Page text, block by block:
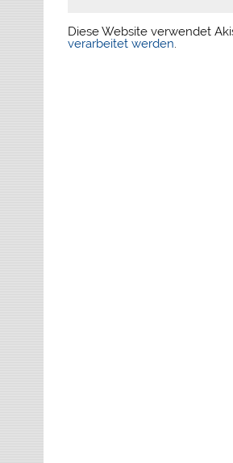
Diese Website verwendet
verarbeitet werden